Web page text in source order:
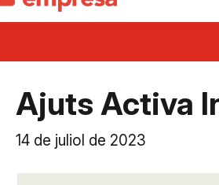
Ajuts Activa
14 de juliol de 2023